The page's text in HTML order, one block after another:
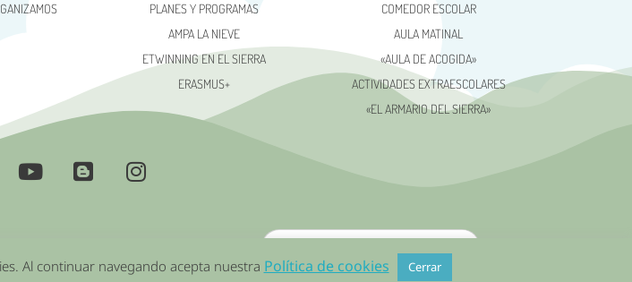
PLANES Y PROGRAMAS
AMPA LA NIEVE
ETWINNING EN EL SIERRA
ERASMUS+
COMEDOR ESCOLAR
AULA MATINAL
«AULA DE ACOGIDA»
ACTIVIDADES EXTRAESCOLARES
«EL ARMARIO DEL SIERRA»
Al continuar navegando acepta nuestra Política de cookies Cerrar